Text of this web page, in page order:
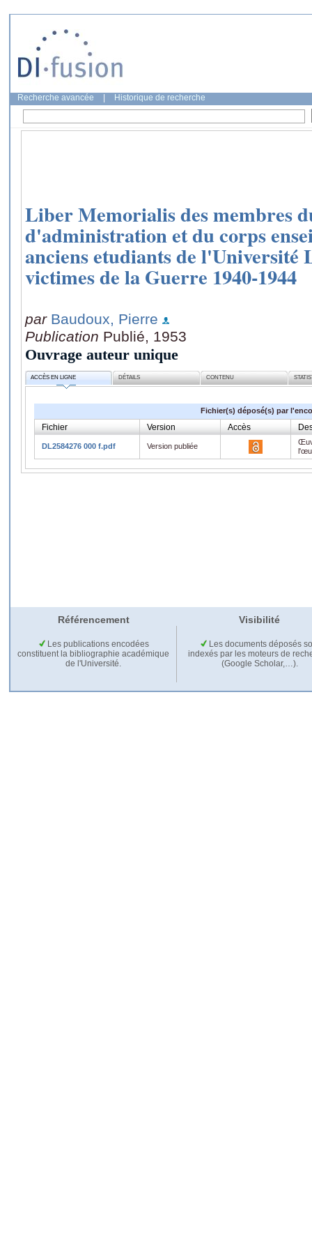
Recherche avancée Historique de recherche
Liber Memorialis des membres
d'administration et du corps
anciens etudiants de l'Université
victimes de la Guerre 1940-1944
par Baudoux, Pierre
Publication Publié, 1953
Ouvrage auteur unique
ACCÈS EN LIGNE DÉTAILS CONTENU
Fichier(s) déposé(s) par
Fichier Version Accès
DL2584276 000 f.pdf Version publiée
Référencement Visibilité
Les publications encodées
constituent la bibliographie académique
de l'Université.
Les documents déposés
indexés par les moteurs de
(Google Scholar,…).